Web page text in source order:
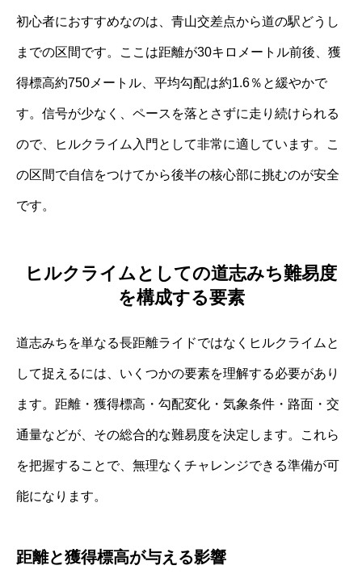
初心者におすすめなのは、青山交差点から道の駅どうし
までの区間です。ここは距離が30キロメートル前後、獲
得標高約750メートル、平均勾配は約1.6％と緩やかで
す。信号が少なく、ペースを落とさずに走り続けられる
ので、ヒルクライム入門として非常に適しています。こ
の区間で自信をつけてから後半の核心部に挑むのが安全
です。
ヒルクライムとしての道志みち難易度
を構成する要素
道志みちを単なる長距離ライドではなくヒルクライムと
して捉えるには、いくつかの要素を理解する必要があり
ます。距離・獲得標高・勾配変化・気象条件・路面・交
通量などが、その総合的な難易度を決定します。これら
を把握することで、無理なくチャレンジできる準備が可
能になります。
距離と獲得標高が与える影響